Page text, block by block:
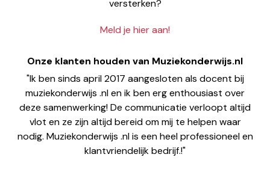
versterken?
Meld je hier aan!
Onze klanten houden van Muziekonderwijs.nl
"Ik ben sinds april 2017 aangesloten als docent bij
muziekonderwijs .nl en ik ben erg enthousiast over
deze samenwerking! De communicatie verloopt altijd
vlot en ze zijn altijd bereid om mij te helpen waar
nodig. Muziekonderwijs .nl is een heel professioneel en
klantvriendelijk bedrijf.!"